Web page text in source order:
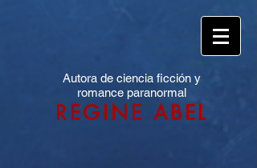
Autora de ciencia ficción y
romance paranormal
REGINE ABEL